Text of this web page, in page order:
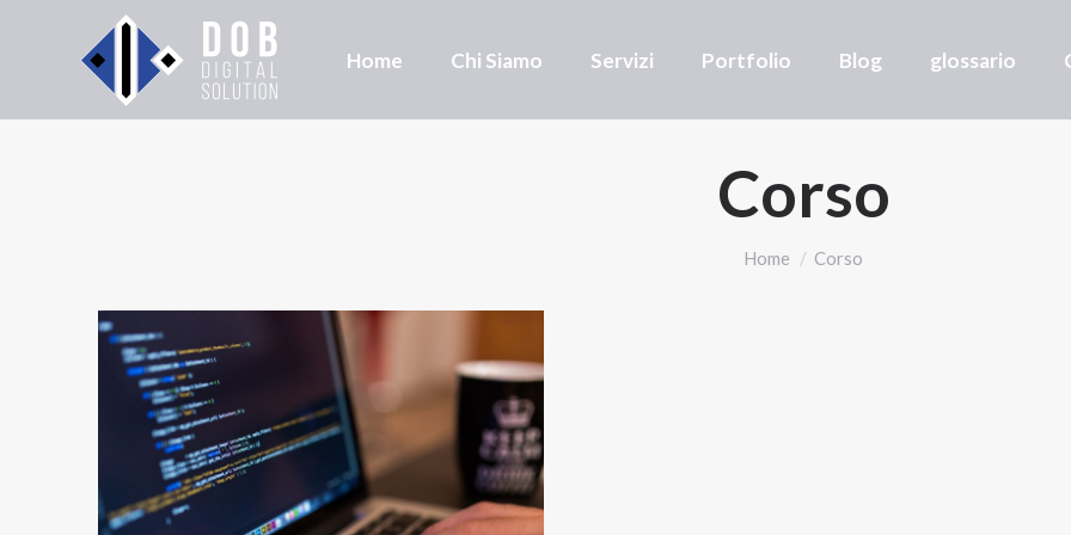
Home Chi Siamo Servizi Portfolio Blog glossario
Corso
Tu sei qui:
Home Corso